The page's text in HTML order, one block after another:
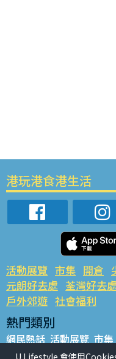
港玩港食港生活
活動展覽 市集 開倉
元朗好去處 荃灣好去處
戶外郊遊 社會福利
熱門類別
網民熱話 活動展覽 市集
銅鑼灣好去處 元朗好去
U Lifestyle 會使用